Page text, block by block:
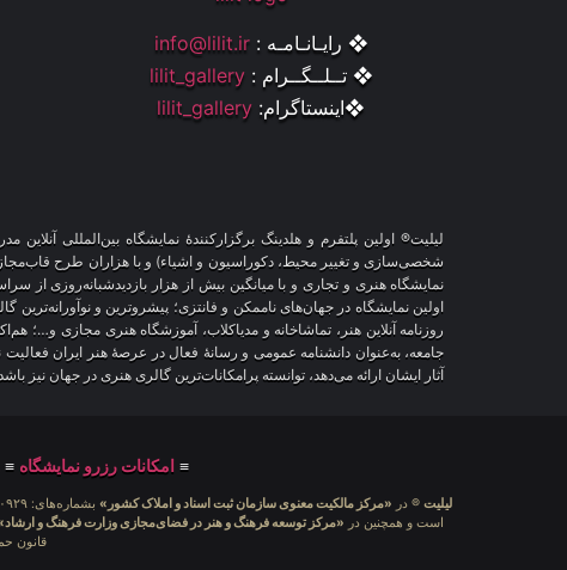
❖ رایـانـامـه : info@lilit.ir
❖ تــلــگــرام : lilit_gallery
❖اینستاگرام: lilit_gallery
لیلیت® اولین پلتفرم و هلدینگ برگزارکنندهٔ نمایشگاه بین‌المللی
نمایشگاه هنری و تجاری و با میانگین بیش از هزار بازدیدشبانه‌روزی از
اولین نمایشگاه در جهان‌های ناممکن و فانتزی؛ پیشروترین و
روزنامه آنلاین هنر، تماشاخانه و مدیاکلاب، آموزشگاه هنری مجازی و…؛
جامعه، به‌عنوان دانشنامه عمومی و رسانهٔ فعال در عرصهٔ هنر ایران
آثار ایشان ارائه می‌دهد، توانسته پرامکانات‌ترین گالری هنری در جهان نیز
≡ امکانات رزرو نمایشگاه ≡
لیلیت ® در «مرکز مالکیت معنوی سازمان ثبت اسناد و املاک کشور» بشماره‌های: ۲۸۰۹۲۹ و ۴۵۱۸۴۱ ، به ثبت رسیده است و در
است و همچنین در «مرکز توسعه فرهنگ و هنر در فضای‌مجازی وزارت فرهنگ و
قانون